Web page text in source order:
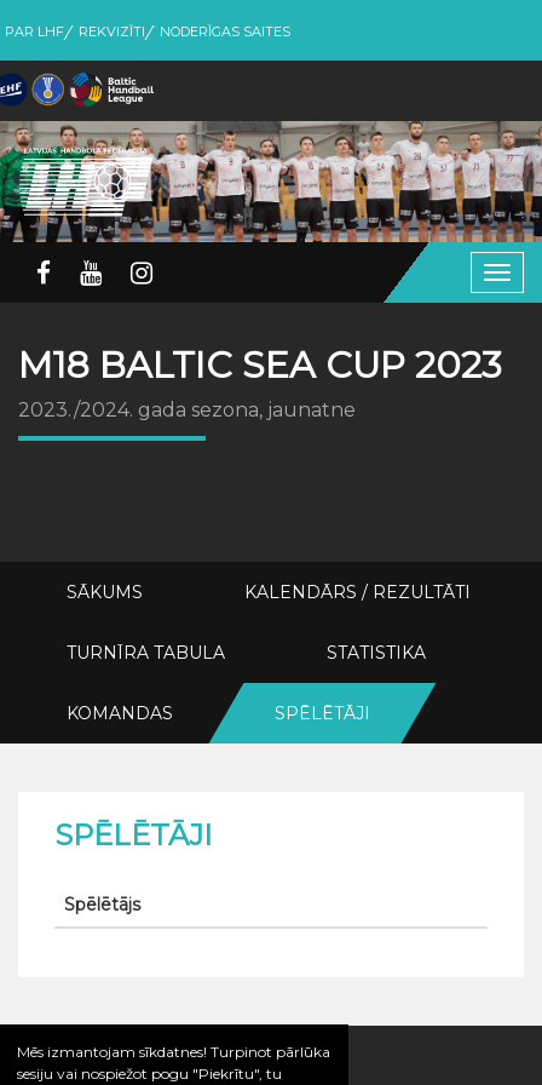
Mēs izmantojam sīkdatnes! Turpinot pārlūka
sesiju vai nospiežot pogu "Piekrītu", tu
PAR LHF REKVIZĪTI NODERĪGAS SAITES
M18 BALTIC SEA CUP 2023
2023./2024. gada sezona, jaunatne
SĀKUMS KALENDĀRS / REZULTĀTI
TURNĪRA TABULA STATISTIKA
KOMANDAS SPĒLĒTĀJI
SPĒLĒTĀJI
Spēlētājs